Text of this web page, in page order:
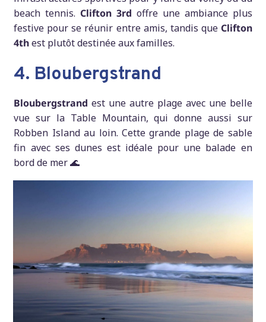
beach tennis. Clifton 3rd offre une ambiance plus
festive pour se réunir entre amis, tandis que Clifton
4thest plutôt destinée aux familles.
4. Bloubergstrand
Bloubergstrandest une autre plage avec une belle
vue sur la Table Mountain, qui donne aussi sur
Robben Island au loin. Cette grande plage de sable
fin avec ses dunes est idéale pour une balade en
bord de mer 🌊